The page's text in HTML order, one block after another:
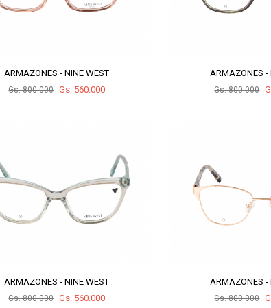
ARMAZONES - NINE WEST
Gs. 800.000 Gs. 560.000
ARMAZONES -
Gs. 800.000
ARMAZONES - NINE WEST
Gs. 800.000 Gs. 560.000
ARMAZONES -
Gs. 800.000